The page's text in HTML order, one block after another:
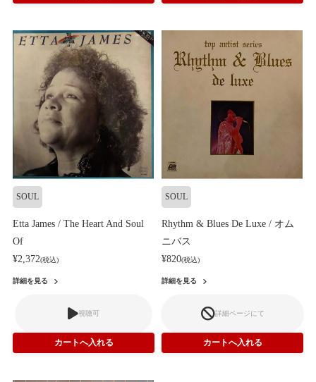
SOUL
Etta James / The Heart And Soul
Of
¥2,372(税込)
詳細を見る
視聴可
SOUL
Rhythm & Blues De Luxe / オム
ニバス
¥820(税込)
詳細を見る
詳細ページにて